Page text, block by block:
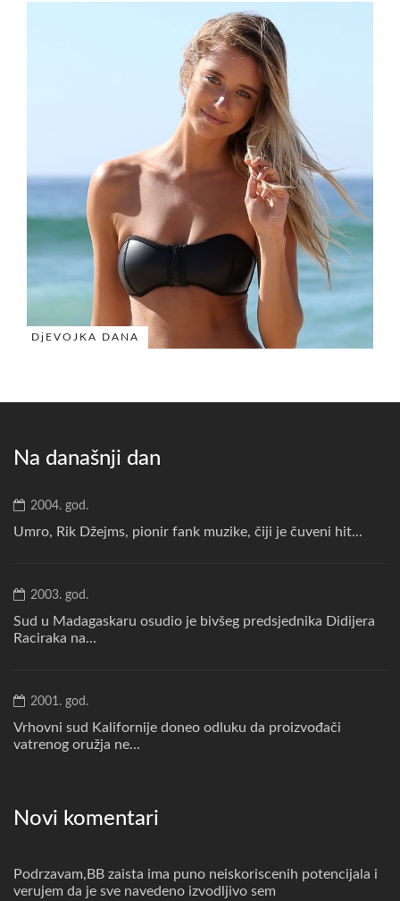
DjEVOJKA DANA
Na današnji dan
2004. god.
Umro, Rik Džejms, pionir fank muzike, čiji je čuveni hit...
2003. god.
Sud u Madagaskaru osudio je bivšeg predsjednika Didijera
Raciraka na...
2001. god.
Vrhovni sud Kalifornije doneo odluku da proizvođači
vatrenog oružja ne...
Novi komentari
Podrzavam,BB zaista ima puno neiskoriscenih potencijala i
verujem da je sve navedeno izvodljivo sem